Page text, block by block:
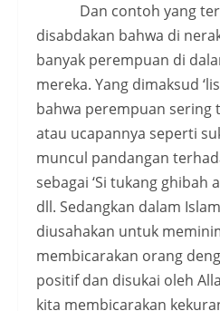
Dan contoh yang
disabdakan bahwa di
banyak perempuan di
mereka. Yang dimaksud
bahwa perempuan sering
atau ucapannya seperti
muncul pandangan
sebagai ‘Si tukang ghibah
dll. Sedangkan dalam
diusahakan untuk
membicarakan orang
positif dan disukai oleh
kita membicarakan